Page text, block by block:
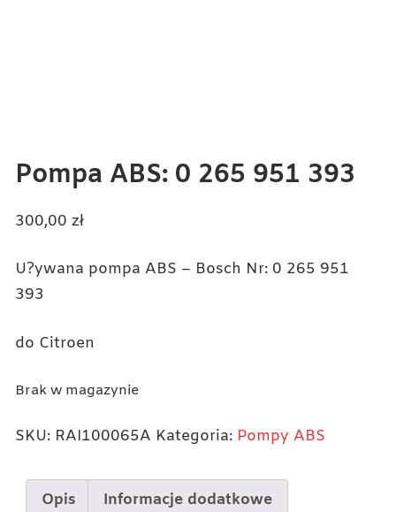
Pompa ABS: 0 265 951 393
300,00 zł
U?ywana pompa ABS – Bosch Nr: 0 265 951
393
do Citroen
Brak w magazynie
SKU: RAI100065A Kategoria: Pompy ABS
Opis Informacje dodatkowe